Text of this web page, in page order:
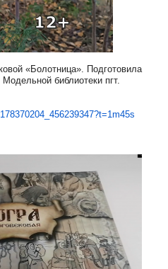
«Болотница». Подготовила
библиотеки пгт.